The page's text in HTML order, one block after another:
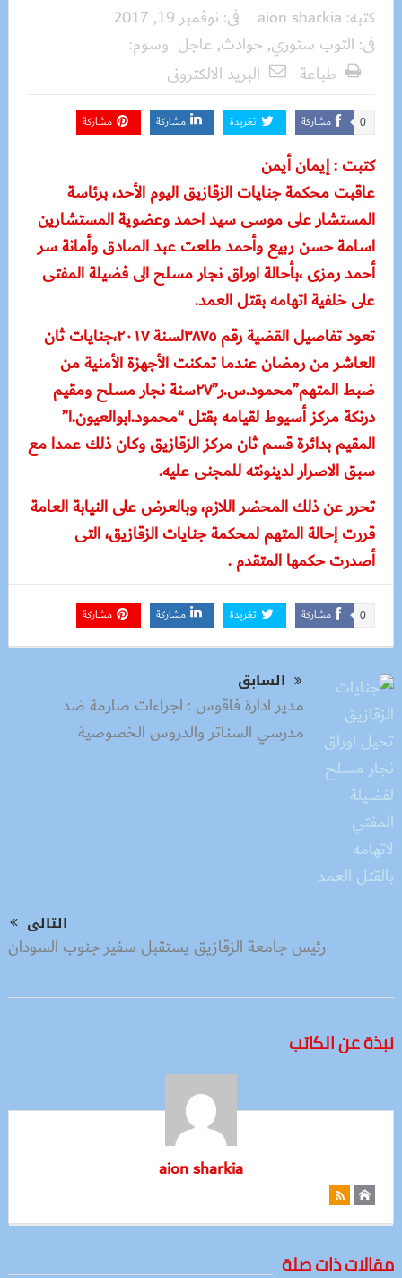
كتبه: aion sharkia فى: نوفمبر 19, 2017
فى: التوب ستوري, حوادث, عاجل وسوم:
طباعة
البريد الالكترونى
مشاركة 0 تغريدة مشاركة مشاركة
كتبت : إيمان أيمن
عاقبت محكمة جنايات الزقازيق اليوم الأحد، برئاسة
المستشار على موسى سيد احمد وعضوية المستشارين
اسامة حسن ربيع وأحمد طلعت عبد الصادق وأمانة سر
أحمد رمزى ،بأحالة اوراق نجار مسلح الى فضيلة المفتى
على خلفية اتهامه بقتل العمد.
تعود تفاصيل القضية رقم ٣٨٧٥لسنة ٢٠١٧،جنايات ثان
العاشر من رمضان عندما تمكنت الأجهزة الأمنية من
ضبط المتهم”محمود.س.ر”٢٧سنة نجار مسلح ومقيم
درنكة مركز أسيوط لقيامه بقتل “محمود.ابوالعيون.ا”
المقيم بدائرة قسم ثان مركز الزقازيق وكان ذلك عمدا مع
سبق الاصرار لدينونته للمجنى عليه.
تحرر عن ذلك المحضر اللازم، وبالعرض على النيابة العامة
قررت إحالة المتهم لمحكمة جنايات الزقازيق، التى
أصدرت حكمها المتقدم .
مشاركة 0 تغريدة مشاركة مشاركة
السابق
مدير ادارة فاقوس : اجراءات صارمة ضد
مدرسي السناتر والدروس الخصوصية
التالى
رئيس جامعة الزقازيق يستقبل سفير جنوب السودان
نبذة عن الكاتب
aion sharkia
مقالات ذات صلة